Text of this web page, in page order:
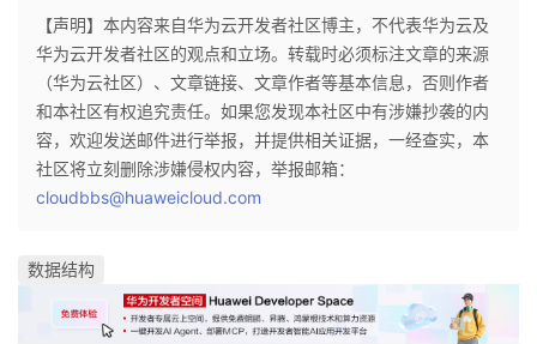
【声明】本内容来自华为云开发者社区博主，不代表华为云及
华为云开发者社区的观点和立场。转载时必须标注文章的来源
（华为云社区）、文章链接、文章作者等基本信息，否则作者
和本社区有权追究责任。如果您发现本社区中有涉嫌抄袭的内
容，欢迎发送邮件进行举报，并提供相关证据，一经查实，本
社区将立刻删除涉嫌侵权内容，举报邮箱：
cloudbbs@huaweicloud.com
数据结构